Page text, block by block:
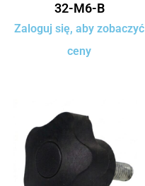
32-M6-B
Zaloguj się, aby zobaczyć
ceny